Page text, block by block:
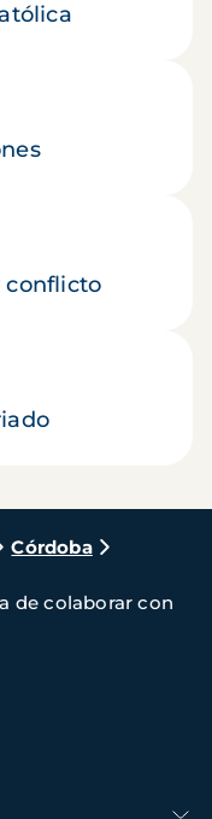
conflicto
Córdoba
de colaborar con